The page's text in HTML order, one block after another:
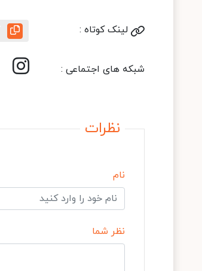
لینک کوتاه :
شبکه های اجتماعی :
نظرات
نام
نظر شما